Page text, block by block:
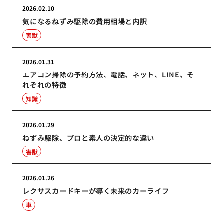
気になるねずみ駆除の費用相場と内訳
2026.02.10
害獣
エアコン掃除の予約方法、電話、ネット、LINE、そ
れぞれの特徴
2026.01.31
知識
ねずみ駆除、プロと素人の決定的な違い
2026.01.29
害獣
レクサスカードキーが導く未来のカーライフ
2026.01.26
車